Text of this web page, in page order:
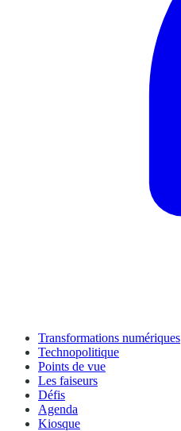
Transformations numériques
Technopolitique
Points de vue
Les faiseurs
Défis
Agenda
Kiosque